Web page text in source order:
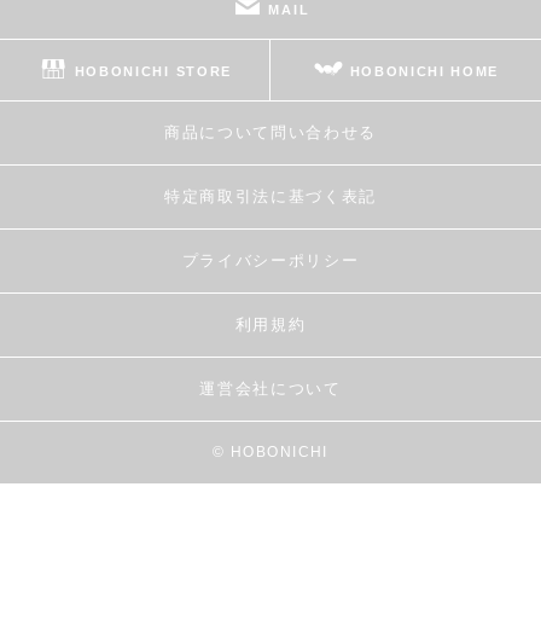
MAIL
HOBONICHI STORE HOBONICHI HOME
商品について問い合わせる
特定商取引法に基づく表記
プライバシーポリシー
利用規約
運営会社について
© HOBONICHI